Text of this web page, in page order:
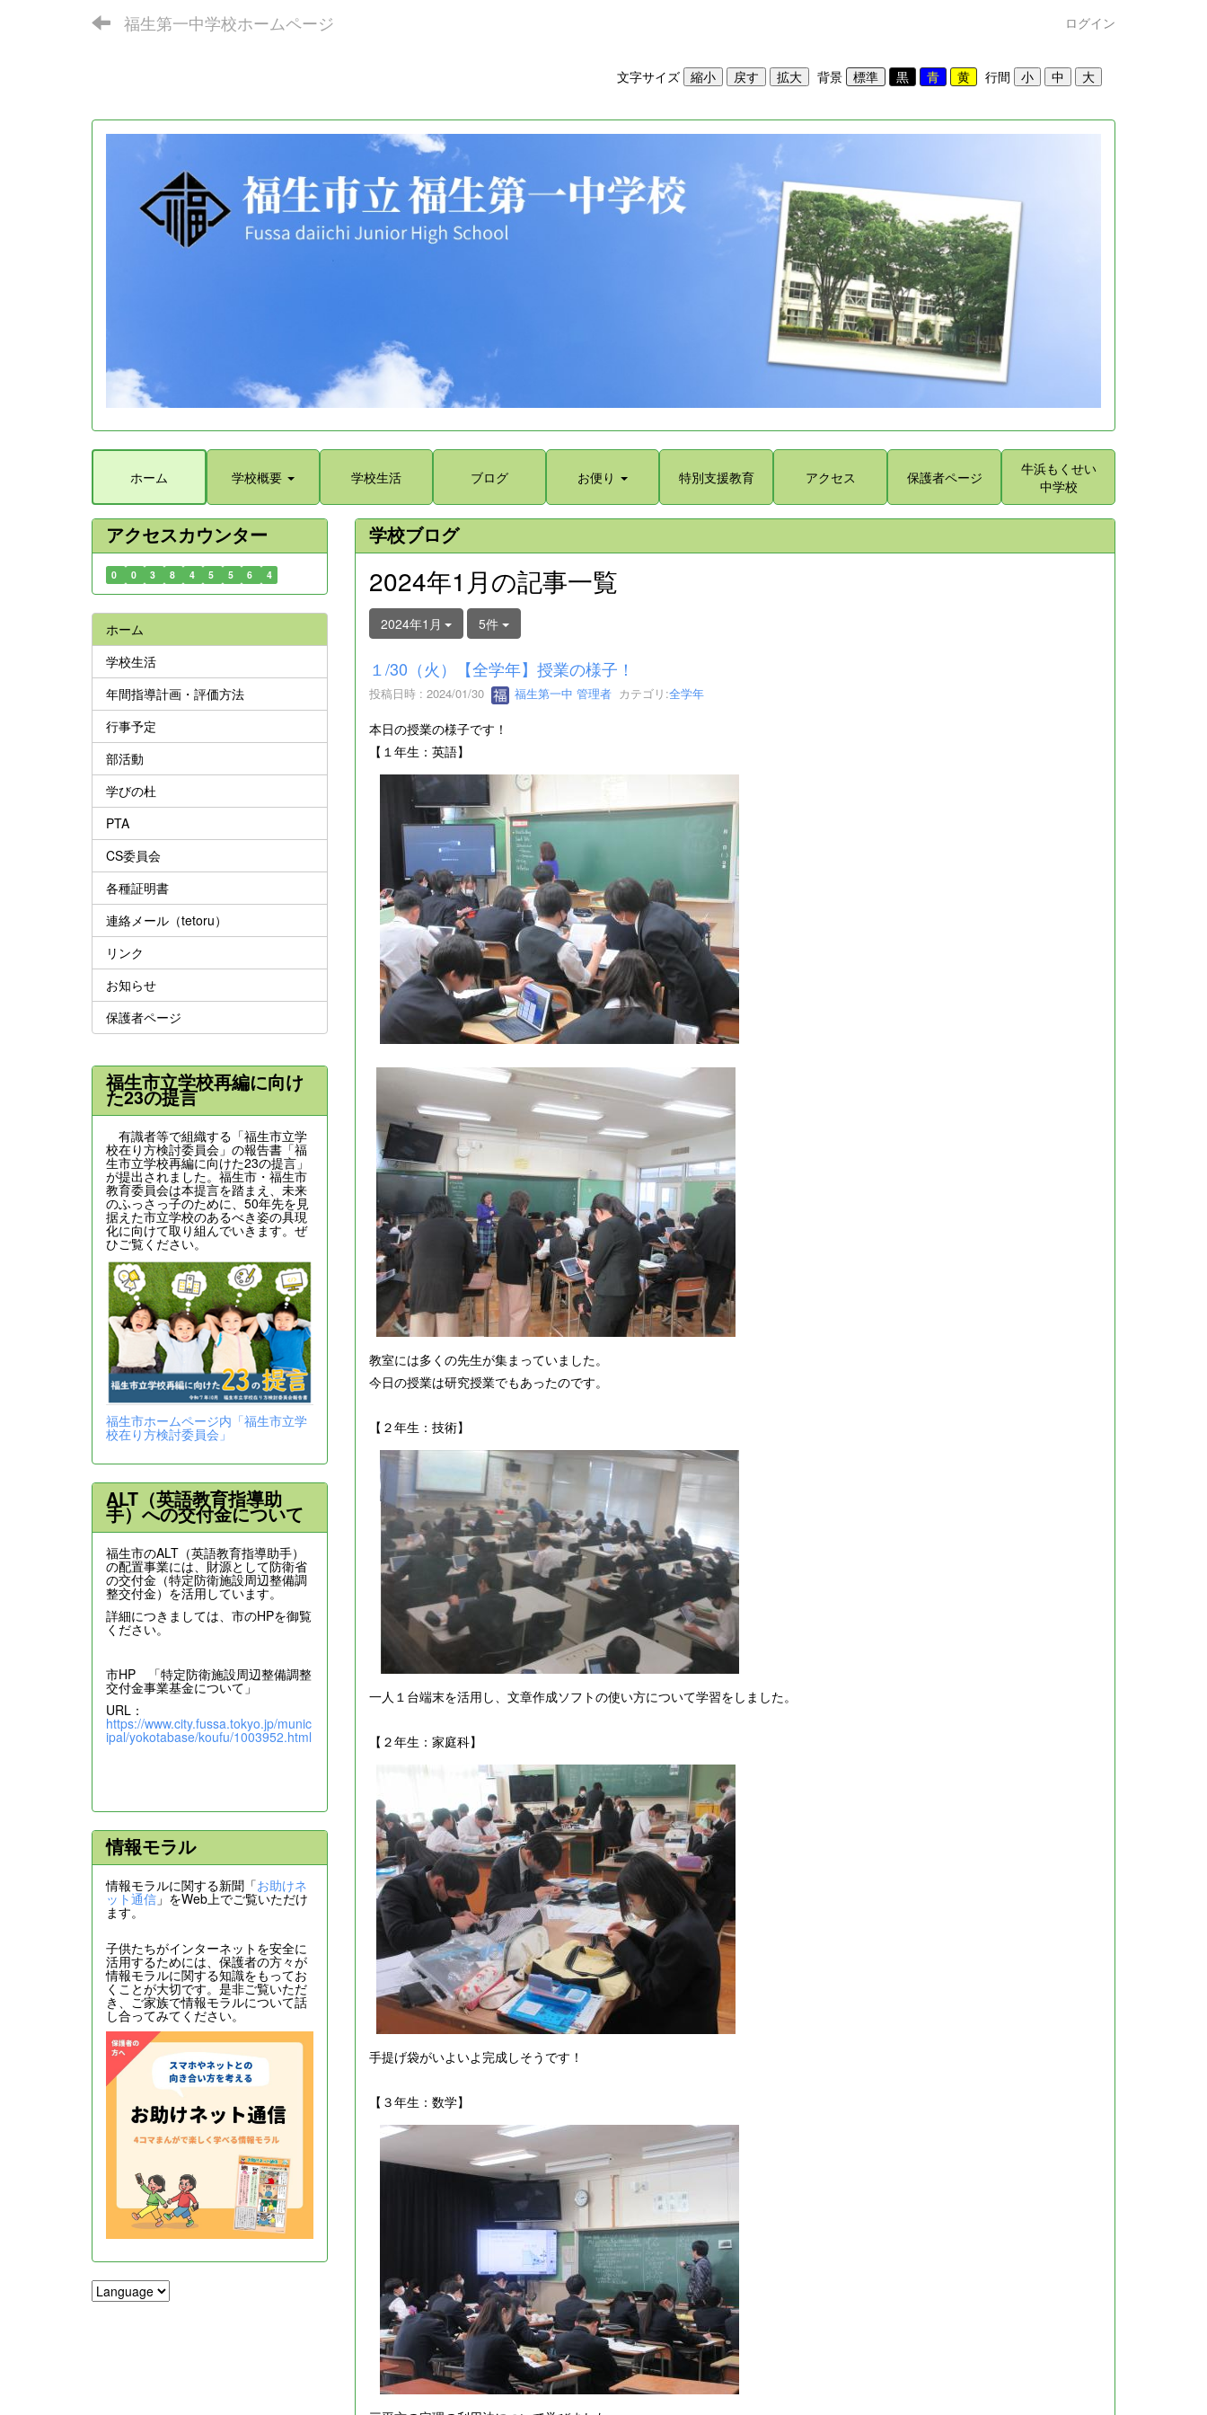
福生第一中学校ホームページ ログイン
文字サイズ 背景 行間
ホーム 学校概要 学校生活 ブログ お便り 特別支援教育 アクセス 保護者ページ
牛浜もくせい
中学校
学校ブログ
2024年1月の記事一覧
2024年1月 5件
１/30（火）【全学年】授業の様子！
投稿日時 : 2024/01/30 福生第一中 管理者カテゴリ:全学年
本日の授業の様子です！
【１年生：英語】
教室には多くの先生が集まっていました。
今日の授業は研究授業でもあったのです。
【２年生：技術】
一人１台端末を活用し、文章作成ソフトの使い方について学習をしました。
【２年生：家庭科】
手提げ袋がいよいよ完成しそうです！
【３年生：数学】
アクセスカウンター
0 0 3 8 4 5 5 6 4
ホーム
学校生活
年間指導計画・評価方法
行事予定
部活動
学びの杜
PTA
CS委員会
各種証明書
連絡メール（tetoru）
リンク
お知らせ
保護者ページ
福生市立学校再編に向け
た23の提言
有識者等で組織する「福生市立学
校在り方検討委員会」の報告書「福
生市立学校再編に向けた23の提言」
が提出されました。福生市・福生市
教育委員会は本提言を踏まえ、未来
のふっさっ子のために、50年先を見
据えた市立学校のあるべき姿の具現
化に向けて取り組んでいきます。ぜ
ひご覧ください。
福生市ホームページ内「福生市立学
校在り方検討委員会」
ALT（英語教育指導助
手）への交付金について
福生市のALT（英語教育指導助手）
の配置事業には、財源として防衛省
の交付金（特定防衛施設周辺整備調
整交付金）を活用しています。
詳細につきましては、市のHPを御覧
ください。
市HP 「特定防衛施設周辺整備調整
交付金事業基金について」
URL：
https://www.city.fussa.tokyo.jp/munic
ipal/yokotabase/koufu/1003952.html
情報モラル
情報モラルに関する新聞「お助けネ
ット通信 」をWeb上でご覧いただけ
ます。
子供たちがインターネットを安全に
活用するためには、保護者の方々が
情報モラルに関する知識をもってお
くことが大切です。是非ご覧いただ
き、ご家族で情報モラルについて話
し合ってみてください。